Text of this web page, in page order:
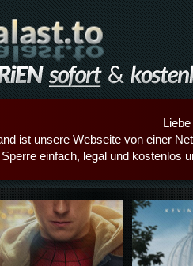
ist unsere Webseite von einer
einfach, legal und kostenlos
Details,Play